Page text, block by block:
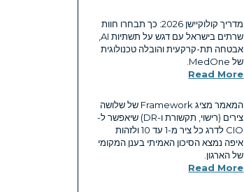
מדריך קולוקיישן 2026: כך תבחרו חוות
שרתים בישראל עם דגש על תשתיות AI,
אבטחה תת-קרקעית והובלה טכנולוגית
של MedOne.
Read More
המאמר מציג Framework של שלושה
צירים (רישוי, תקשורת ו-DR) שיאפשר ל-
CIO לדרג כל ציר מ-1 עד 10 ולזהות
איפה נמצא הסיכון האמיתי בענן המקומי
של הארגון.
Read More